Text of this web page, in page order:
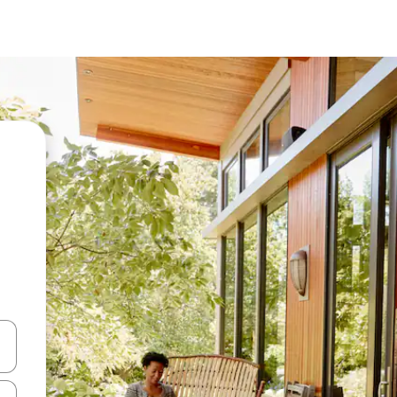
usando las teclas de las flechas hacia arriba y hacia abajo, o